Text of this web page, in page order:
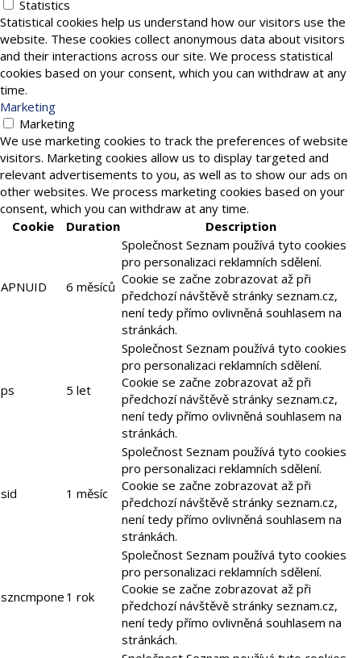
Statistics
Statistical cookies help us understand how our visitors use the
website. These cookies collect anonymous data about visitors
and their interactions across our site. We process statistical
cookies based on your consent, which you can withdraw at any
time.
Marketing
Marketing
We use marketing cookies to track the preferences of website
visitors. Marketing cookies allow us to display targeted and
relevant advertisements to you, as well as to show our ads on
other websites. We process marketing cookies based on your
consent, which you can withdraw at any time.
Cookie
Duration Description
APNUID 6 měsíců
Společnost Seznam používá tyto cookies
pro personalizaci reklamních sdělení.
Cookie se začne zobrazovat až při
předchozí návštěvě stránky seznam.cz,
není tedy přímo ovlivněná souhlasem na
stránkách.
ps 5 let
Společnost Seznam používá tyto cookies
pro personalizaci reklamních sdělení.
Cookie se začne zobrazovat až při
předchozí návštěvě stránky seznam.cz,
není tedy přímo ovlivněná souhlasem na
stránkách.
sid 1 měsíc
Společnost Seznam používá tyto cookies
pro personalizaci reklamních sdělení.
Cookie se začne zobrazovat až při
předchozí návštěvě stránky seznam.cz,
není tedy přímo ovlivněná souhlasem na
stránkách.
szncmpone 1 rok
Společnost Seznam používá tyto cookies
pro personalizaci reklamních sdělení.
Cookie se začne zobrazovat až při
předchozí návštěvě stránky seznam.cz,
není tedy přímo ovlivněná souhlasem na
stránkách.